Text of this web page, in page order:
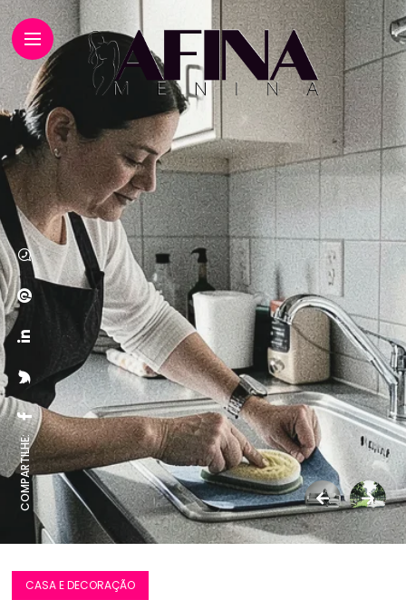
COMPARTILHE:
CASA E DECORAÇÃO